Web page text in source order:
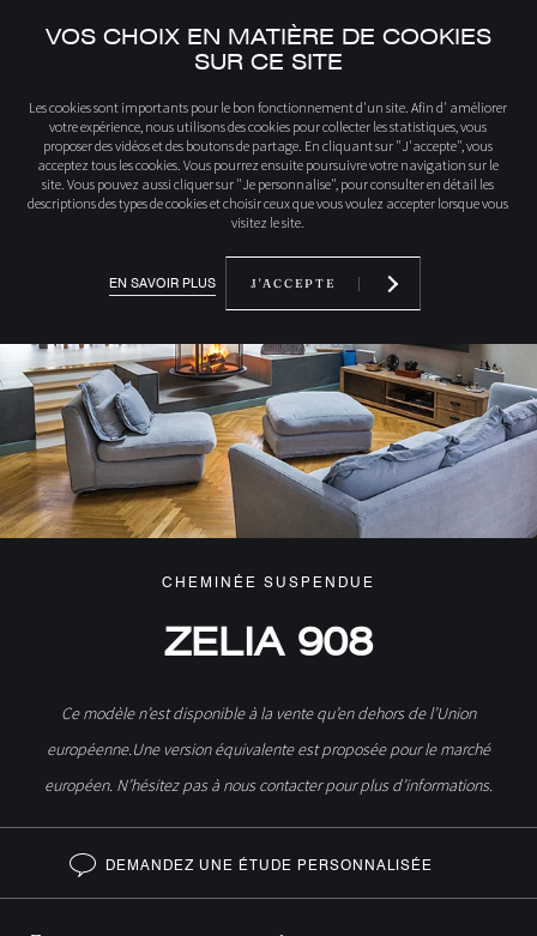
CHEMINÉE SUSPENDUE
ZELIA 908
Ce modèle n’est disponible à la vente qu’en dehors de l’Union
européenne.Une version équivalente est proposée pour le marché
européen. N’hésitez pas à nous contacter pour plus d’informations.
DEMANDEZ UNE ÉTUDE PERSONNALISÉE
VOS CHOIX EN MATIÈRE DE COOKIES
SUR CE SITE
Les cookies sont importants pour le bon fonctionnement d'un site. Afin d' améliorer
votre expérience, nous utilisons des cookies pour collecter les statistiques, vous
proposer des vidéos et des boutons de partage. En cliquant sur "J'accepte", vous
acceptez tous les cookies. Vous pourrez ensuite poursuivre votre navigation sur le
site. Vous pouvez aussi cliquer sur "Je personnalise", pour consulter en détail les
descriptions des types de cookies et choisir ceux que vous voulez accepter lorsque vous
visitez le site.
EN SAVOIR PLUS J'ACCEPTE